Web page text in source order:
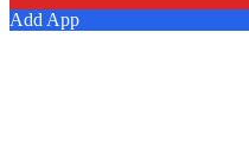
Add App